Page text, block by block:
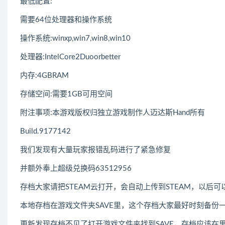
需要64位处理器和操作系统
操作系统:winxp,win7,win8,win10
处理器:IntelCore2Duoorbetter
内存:4GBRAM
存储空间:需要1GB可用空间
附注事项:本游戏版权归独立游戏制作人迈达斯Hand所有
Build.9177142
我们发现有大量玩家报错乱码进行了紧急修复
并额外奉上超级兑换码63512956
存档大家请把STEAM云打开，会自动上传到STEAM，以后可
本地存档在游戏文件夹SAVE里，这个存档大家最好时刻备份一